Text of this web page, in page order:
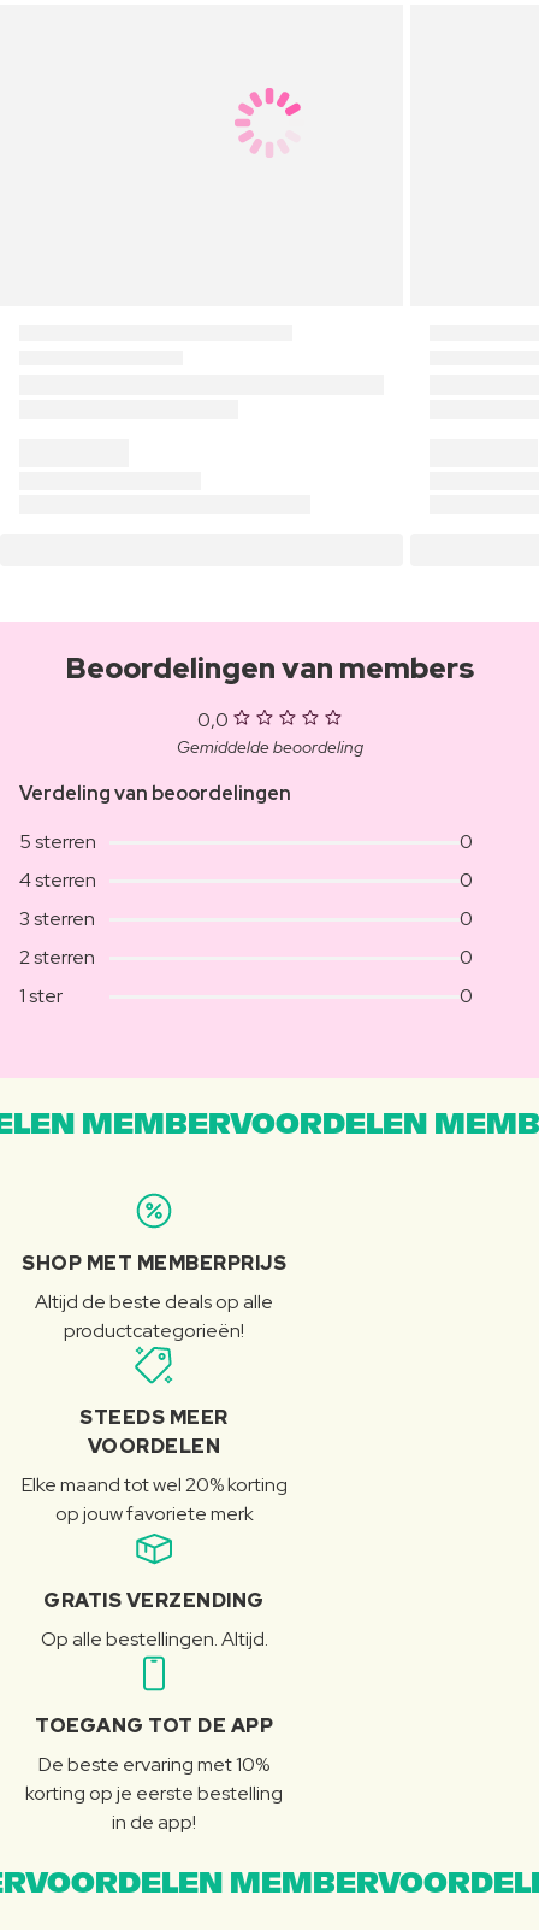
Beoordelingen van members
0,0
Gemiddelde beoordeling
Verdeling van beoordelingen
5 sterren
0
4 sterren
0
3 sterren
0
2 sterren
0
1 ster
0
MEMBERVOORDELEN
SHOP MET MEMBERPRIJS
Altijd de beste deals op alle
productcategorieën!
STEEDS MEER
VOORDELEN
Elke maand tot wel 20% korting
op jouw favoriete merk
GRATIS VERZENDING
Op alle bestellingen. Altijd.
TOEGANG TOT DE APP
De beste ervaring met 10%
korting op je eerste bestelling
in de app!